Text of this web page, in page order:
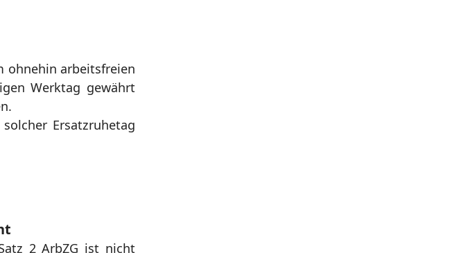
ohnehin arbeitsfreien
Werktag gewährt
Ersatzruhetag
2 ArbZG ist nicht